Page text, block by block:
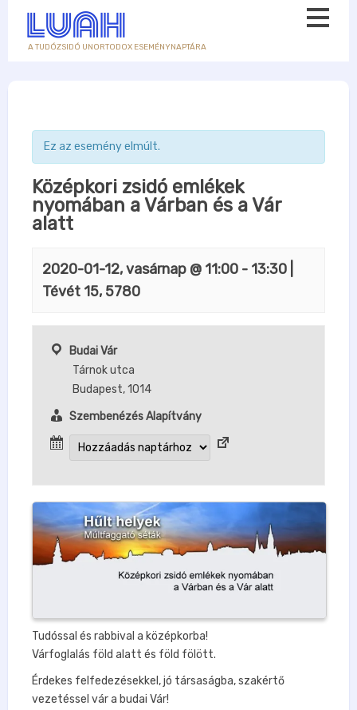
A TUDÓZSIDÓ UNORTODOX ESEMÉNYNAPTÁRA
Ez az esemény elmúlt.
Középkori zsidó emlékek
nyomában a Várban és a Vár
alatt
2020-01-12, vasárnap @ 11:00 - 13:30
Tévét 15, 5780
Budai Vár
Tárnok utca
Budapest,1014
Szembenézés Alapítvány
Tudóssal és rabbival a középkorba!
Várfoglalás föld alatt és föld fölött.
Érdekes felfedezésekkel, jó társaságba, szakértő
vezetéssel vár a budai Vár!